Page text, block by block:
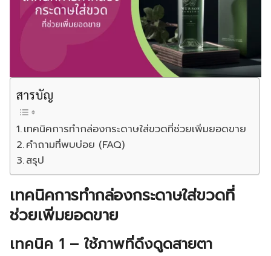
สารบัญ
เทคนิคการทำกล่องกระดาษใส่ขวดที่ช่วยเพิ่มยอดขาย
คำถามที่พบบ่อย (FAQ)
สรุป
เทคนิคการทำกล่องกระดาษใส่ขวดที่
ช่วยเพิ่มยอดขาย
เทคนิค 1 – ใช้ภาพที่ดึงดูดสายตา